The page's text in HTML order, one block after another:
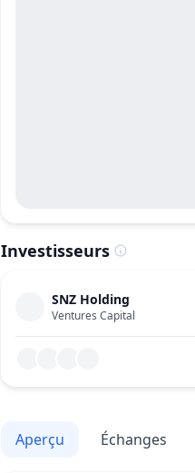
Investisseurs
SNZ Holding
Ventures Capital
Aperçu Échanges